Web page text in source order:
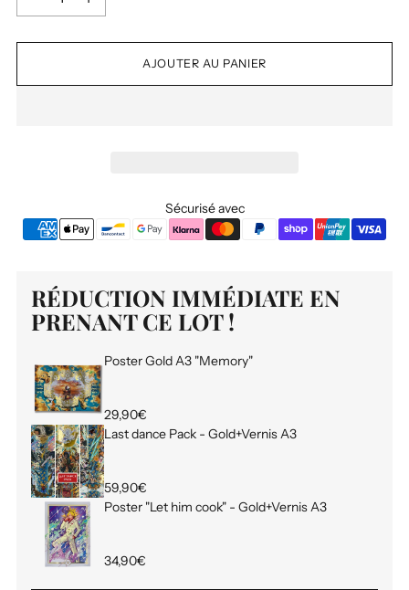
AJOUTER AU PANIER
Sécurisé avec
RÉDUCTION IMMÉDIATE EN
PRENANT CE LOT !
Poster Gold A3 "Memory"
29,90€
Last dance Pack - Gold+Vernis A3
59,90€
Poster "Let him cook" - Gold+Vernis A3
34,90€